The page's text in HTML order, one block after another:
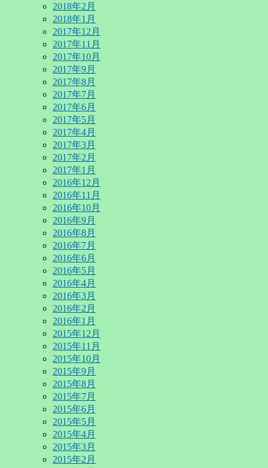
2018年2月
2018年1月
2017年12月
2017年11月
2017年10月
2017年9月
2017年8月
2017年7月
2017年6月
2017年5月
2017年4月
2017年3月
2017年2月
2017年1月
2016年12月
2016年11月
2016年10月
2016年9月
2016年8月
2016年7月
2016年6月
2016年5月
2016年4月
2016年3月
2016年2月
2016年1月
2015年12月
2015年11月
2015年10月
2015年9月
2015年8月
2015年7月
2015年6月
2015年5月
2015年4月
2015年3月
2015年2月